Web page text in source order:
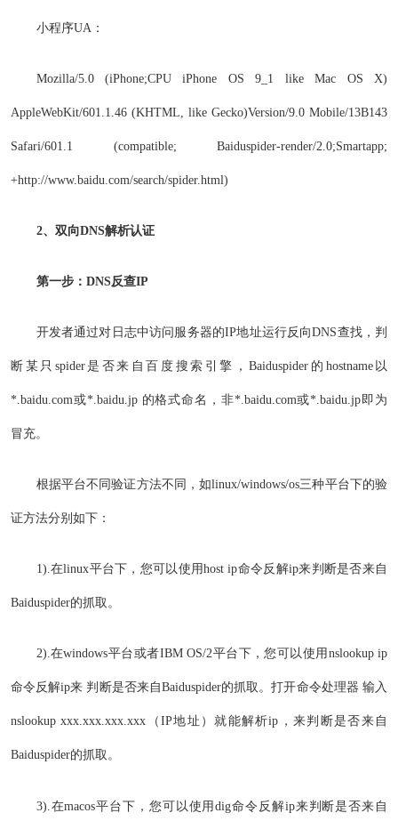
小程序UA：
Mozilla/5.0 (iPhone;CPU iPhone OS 9_1 like Mac OS X)
AppleWebKit/601.1.46 (KHTML, like Gecko)Version/9.0 Mobile/13B143
Safari/601.1 (compatible; Baiduspider-render/2.0;Smartapp;
+http://www.baidu.com/search/spider.html)
2、双向DNS解析认证
第一步：DNS反查IP
开发者通过对日志中访问服务器的IP地址运行反向DNS查找，判
断某只spider是否来自百度搜索引擎，Baiduspider的hostname以
*.baidu.com或*.baidu.jp 的格式命名，非*.baidu.com或*.baidu.jp即为
冒充。
根据平台不同验证方法不同，如linux/windows/os三种平台下的验
证方法分别如下：
1).在linux平台下，您可以使用host ip命令反解ip来判断是否来自
Baiduspider的抓取。
2).在windows平台或者IBM OS/2平台下，您可以使用nslookup ip
命令反解ip来 判断是否来自Baiduspider的抓取。打开命令处理器 输入
nslookup xxx.xxx.xxx.xxx（IP地址）就能解析ip，来判断是否来自
Baiduspider的抓取。
3).在macos平台下，您可以使用dig命令反解ip来判断是否来自